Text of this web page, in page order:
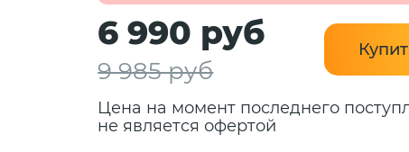
6 990 руб
9 985 руб
Цена на момент последнего
не является офертой